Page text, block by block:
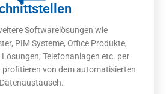
Softwarelösungen wie
PIM Systeme, Office Produkte,
Telefonanlagen etc. per
von dem automatisierten
Datenaustausch.